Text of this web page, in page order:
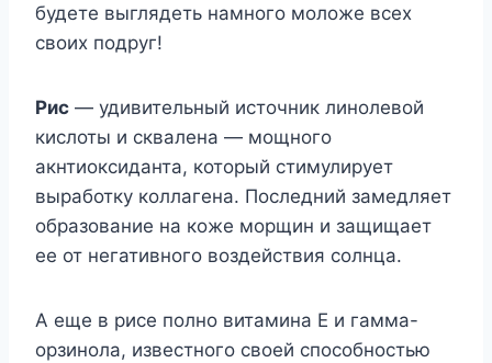
будете выглядеть намного моложе всех
своих подруг!
Рис — удивительный источник линолевой
кислоты и сквалена — мощного
акнтиоксиданта, который стимулирует
выработку коллагена. Последний замедляет
образование на коже морщин и защищает
ее от негативного воздействия солнца.
А еще в рисе полно витамина Е и гамма-
орзинола, известного своей способностью